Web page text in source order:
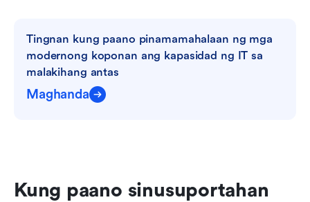
Tingnan kung paano pinamamahalaan ng mga
modernong koponan ang kapasidad ng IT sa
malakihang antas
Maghanda
Kung paano sinusuportahan